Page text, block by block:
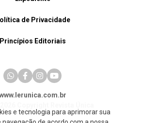
de Privacidade
Princípios Editoriais
e tecnologia para aprimorar sua